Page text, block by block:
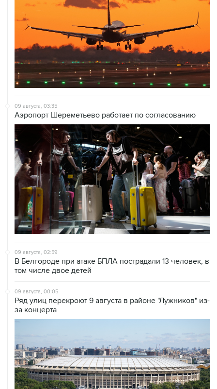
09 августа, 03:35
Аэропорт Шереметьево работает по согласованию
09 августа, 02:59
В Белгороде при атаке БПЛА пострадали 13 человек, в
том числе двое детей
09 августа, 00:05
Ряд улиц перекроют 9 августа в районе "Лужников" из-
за концерта